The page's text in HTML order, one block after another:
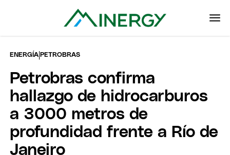
ENERGÍA |PETROBRAS
Petrobras confirma
hallazgo de hidrocarburos
a 3000 metros de
profundidad frente a Río de
Janeiro